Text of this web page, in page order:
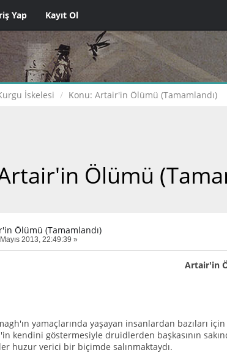
Yap Kayıt Ol
İskelesi Konu: Artair'in Ölümü (Tamamlandı)
Ölümü
Ölümü (Tamamlandı)
2013, 22:49:39 »
Artair'in
yamaçlarında yaşayan insanlardan bazıları
kendini göstermesiyle druidlerden başkasının
huzur verici bir biçimde salınmaktaydı.